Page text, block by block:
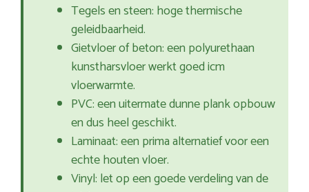
Tegels en steen: hoge thermische
geleidbaarheid.
Gietvloer of beton: een polyurethaan
kunstharsvloer werkt goed icm
vloerwarmte.
PVC: een uitermate dunne plank opbouw
en dus heel geschikt.
Laminaat: een prima alternatief voor een
echte houten vloer.
Vinyl: let op een goede verdeling van de